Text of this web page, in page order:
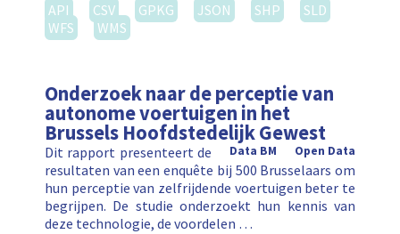
API
CSV GPKG JSON SHP
SLD
WFS
WMS
Onderzoek naar de perceptie van
autonome voertuigen in het
Brussels Hoofdstedelijk Gewest
Open Data
Data BM
Dit rapport presenteert de
resultaten van een enquête bij 500 Brusselaars om
hun perceptie van zelfrijdende voertuigen beter te
begrijpen. De studie onderzoekt hun kennis van
deze technologie, de voordelen …